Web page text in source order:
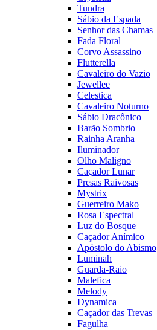
Tundra
Sábio da Espada
Senhor das Chamas
Fada Floral
Corvo Assassino
Flutterella
Cavaleiro do Vazio
Jewellee
Celestica
Cavaleiro Noturno
Sábio Dracônico
Barão Sombrio
Rainha Aranha
Iluminador
Olho Maligno
Caçador Lunar
Presas Raivosas
Mystrix
Guerreiro Mako
Rosa Espectral
Luz do Bosque
Caçador Anímico
Apóstolo do Abismo
Luminah
Guarda-Raio
Malefica
Melody
Dynamica
Caçador das Trevas
Fagulha